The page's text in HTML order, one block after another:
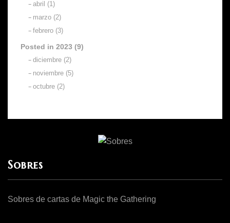
abril (1)
marzo (2)
febrero (3)
Posted in 2023 (9)
diciembre (2)
noviembre (5)
octubre (2)
Sobres
Sobres de cartas de Magic the Gathering